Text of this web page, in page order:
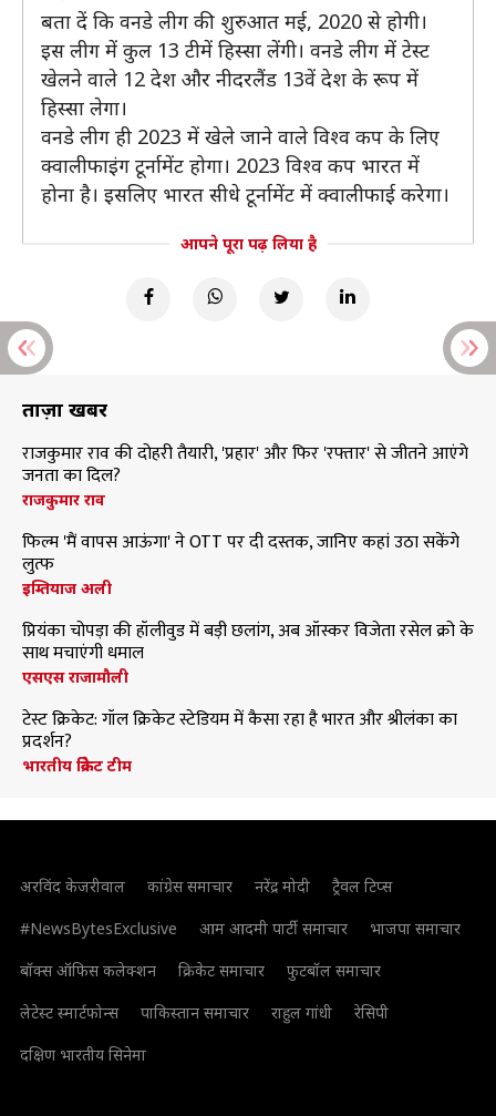
बता दें कि वनडे लीग की शुरुआत मई, 2020 से होगी।
इस लीग में कुल 13 टीमें हिस्सा लेंगी। वनडे लीग में टेस्ट
खेलने वाले 12 देश और नीदरलैंड 13वें देश के रूप में
हिस्सा लेगा।
वनडे लीग ही 2023 में खेले जाने वाले विश्व कप के लिए
क्वालीफाइंग टूर्नामेंट होगा। 2023 विश्व कप भारत में
होना है। इसलिए भारत सीधे टूर्नामेंट में क्वालीफाई करेगा।
आपने पूरा पढ़ लिया है
ताज़ा खबरें
राजकुमार राव की दोहरी तैयारी, 'प्रहार' और फिर 'रफ्तार' से जीतने आएंगे
जनता का दिल?
राजकुमार राव
फिल्म 'मैं वापस आऊंगा' ने OTT पर दी दस्तक, जानिए कहां उठा सकेंगे
लुत्फ
इम्तियाज अली
प्रियंका चोपड़ा की हॉलीवुड में बड़ी छलांग, अब ऑस्कर विजेता रसेल क्रो के
साथ मचाएंगी धमाल
एसएस राजामौली
टेस्ट क्रिकेट: गॉल क्रिकेट स्टेडियम में कैसा रहा है भारत और श्रीलंका का
प्रदर्शन?
भारतीय क्रिकेट टीम
अरविंद केजरीवाल कांग्रेस समाचार नरेंद्र मोदी
ट्रैवल टिप्स
#NewsBytesExclusive
आम आदमी पार्टी समाचार
भाजपा समाचार
बॉक्स ऑफिस कलेक्शन
क्रिकेट समाचार
फुटबॉल समाचार
लेटेस्ट स्मार्टफोन्स
पाकिस्तान समाचार राहुल गांधी
रेसिपी
दक्षिण भारतीय सिनेमा